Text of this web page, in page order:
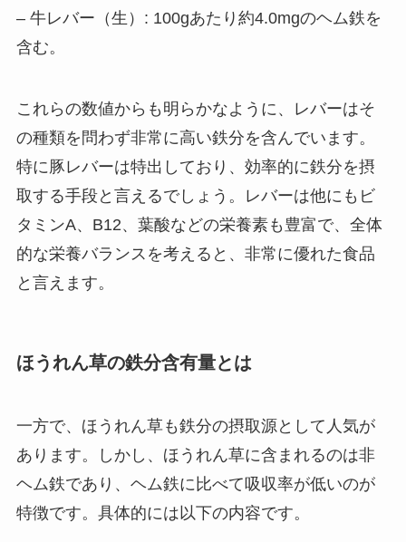
– 牛レバー（生）: 100gあたり約4.0mgのヘム鉄を
含む。
これらの数値からも明らかなように、レバーはそ
の種類を問わず非常に高い鉄分を含んでいます。
特に豚レバーは特出しており、効率的に鉄分を摂
取する手段と言えるでしょう。レバーは他にもビ
タミンA、B12、葉酸などの栄養素も豊富で、全体
的な栄養バランスを考えると、非常に優れた食品
と言えます。
ほうれん草の鉄分含有量とは
一方で、ほうれん草も鉄分の摂取源として人気が
あります。しかし、ほうれん草に含まれるのは非
ヘム鉄であり、ヘム鉄に比べて吸収率が低いのが
特徴です。具体的には以下の内容です。